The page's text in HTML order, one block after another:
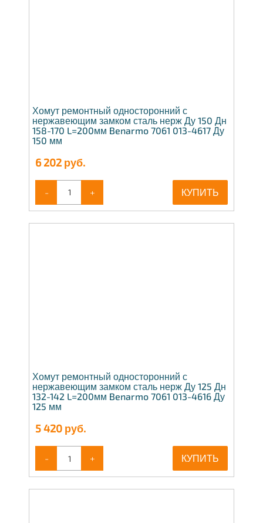
Хомут ремонтный односторонний с
нержавеющим замком сталь нерж Ду 150 Дн
158-170 L=200мм Benarmo 7061 013-4617 Ду
150 мм
6 202 руб.
- + КУПИТЬ
Хомут ремонтный односторонний с
нержавеющим замком сталь нерж Ду 125 Дн
132-142 L=200мм Benarmo 7061 013-4616 Ду
125 мм
5 420 руб.
- + КУПИТЬ